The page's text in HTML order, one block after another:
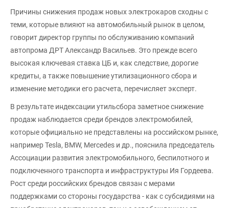
Причины снижения продаж новых электрокаров сходны с
теми, которые влияют на автомобильный рынок в целом,
говорит директор группы по обслуживанию компаний
автопрома ДРТ Александр Васильев. Это прежде всего
высокая ключевая ставка ЦБ и, как следствие, дорогие
кредиты, а также повышение утилизационного сбора и
изменение методики его расчета, перечисляет эксперт.
В результате индексации утильсбора заметное снижение
продаж наблюдается среди брендов электромобилей,
которые официально не представлены на российском рынке,
например Tesla, BMW, Mercedes и др., пояснила председатель
Ассоциации развития электромобильного, беспилотного и
подключенного транспорта и инфраструктуры Ия Гордеева.
Рост среди российских брендов связан с мерами
поддержками со стороны государства - как с субсидиями на